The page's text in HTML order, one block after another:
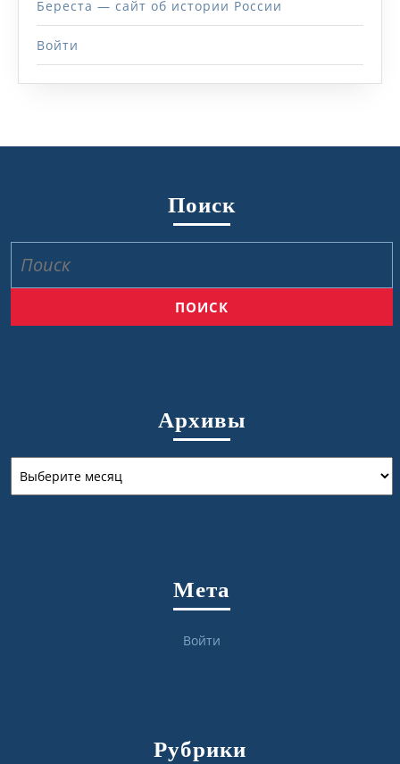
Береста — сайт об истории России
Войти
Поиск
Архивы
Мета
Войти
Рубрики